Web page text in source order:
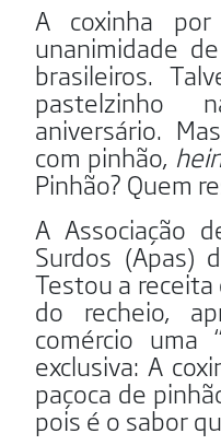
A coxinha
unanimidade
brasileiros.
pastelzinho
aniversário.
com pinhão,
Pinhão? Quem
A Associação
Surdos (Apas)
Testou a
do recheio,
comércio uma
exclusiva: A
paçoca de
pois é o sabor